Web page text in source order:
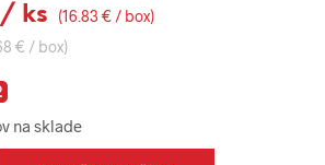
/ ks
(16.83 € / box)
€ / box)
na sklade